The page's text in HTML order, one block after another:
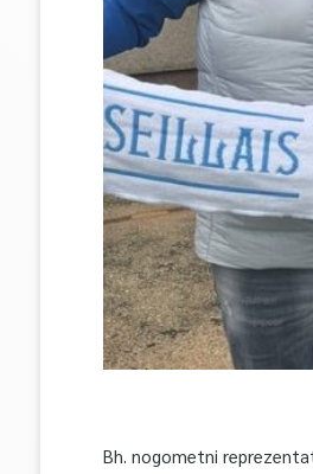
Bh. nogometni